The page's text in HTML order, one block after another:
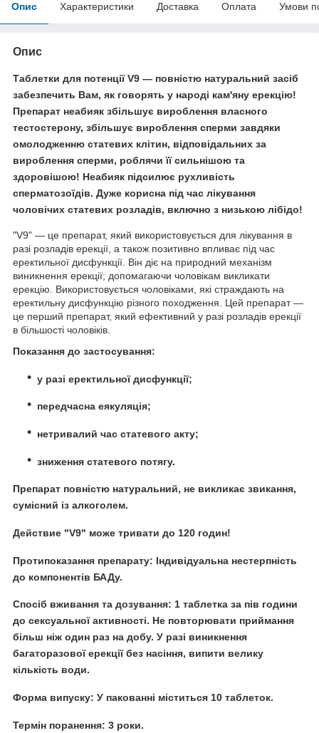
Опис Характеристики Доставка Оплата Умови
Опис
Таблетки для потенції V9 — повністю натуральний засіб
забезпечить Вам, як говорять у народі кам'яну ерекцію!
Препарат неабияк збільшує вироблення власного
тестостерону, збільшує вироблення сперми завдяки
омолодженню статевих клітин, відповідальних за
вироблення сперми, роблячи її сильнішою та
здоровішою! Неабияк підсилює рухливість
сперматозоїдів. Дуже корисна під час лікування
чоловічих статевих розладів, включно з низькою лібідо!
"V9" — це препарат, який використовується для лікування в
разі розладів ерекції, а також позитивно впливає під час
еректильної дисфункції. Він діє на природний механізм
виникнення ерекції; допомагаючи чоловікам викликати
ерекцію. Використовується чоловіками, які страждають на
еректильну дисфункцію різного походження. Цей препарат —
це перший препарат, який ефективний у разі розладів ерекції
в більшості чоловіків.
Показання до застосування:
у разі еректильної дисфункції;
передчасна еякуляція;
нетривалий час статевого акту;
зниження статевого потягу.
Препарат повністю натуральний, не викликає звикання,
сумісний із алкоголем.
Действие "V9" може тривати до 120 годин!
Протипоказання препарату: Індивідуальна нестерпність
до компонентів БАДу.
Спосіб вживання та дозування: 1 таблетка за пів години
до сексуальної активності. Не повторювати приймання
більш ніж один раз на добу. У разі виникнення
багаторазової ерекції без насіння, випити велику
кількість води.
Форма випуску: У пакованні міститься 10 таблеток.
Термін поранення: 3 роки.